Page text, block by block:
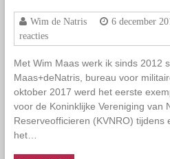
Wim de Natris 6 december
reacties
Met Wim Maas werk ik sinds 2012
Maas+deNatris, bureau voor
oktober 2017 werd het eerste
voor de Koninklijke Vereniging van
Reserveofficieren (KVNRO) tijdens
het…